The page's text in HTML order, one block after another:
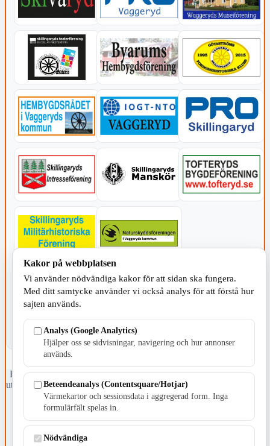
KOMMUNEN
Fristående webbtidningsföretag grundat 1991 som sedan 2002 ger
ut tidningen Skillingaryd.nu och 2010 lanserades Värnamo.nu. Från
april 2026 omfattar Skillingaryd.nu tre kommuner: Gnosjö,
Värnamo och Vaggeryds kommun.
Kontakta oss
E-post: redaktionen@skillingaryd.nu
Kakor på webbplatsen
Vi använder nödvändiga kakor för att sidan ska fungera.
Med ditt samtycke använder vi också analys för att förstå hur
sajten används.
Analys (Google Analytics)
Hjälper oss se sidvisningar, navigering och hur annonser
används.
Beteendeanalys (Contentsquare/Hotjar)
Värmekartor och sessionsdata i aggregerad form. Inga
formulärfält spelas in.
Nödvändiga